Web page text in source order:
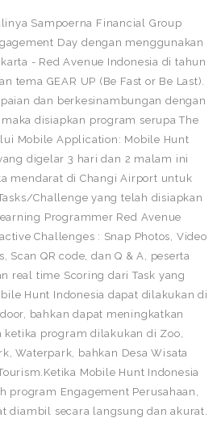
Sampoerna Financial Group
Day dengan menggunakan
- Red Avenue Indonesia di tahun
tema GEAR UP (Be Fast or Be Last).
dan berkesinambungan dengan
disiapkan program serupa The
Mobile Application: Mobile Hunt
digelar 3 hari dan 2 malam ini
mendarat di Changi Airport untuk
Challenge yang telah disiapkan
Programmer Red Avenue
Challenges : Snap Photos, Video
Scan QR code, dan Q & A, peserta
real time Scoring dari Task yang
Hunt Indonesia dapat dilakukan di
bahkan dapat meningkatkan
ketika program dilakukan di Zoo,
Waterpark, bahkan Desa Wisata
Mobile Hunt Indonesia
program Engagement Perusahaan,
diambil secara langsung dan akurat.